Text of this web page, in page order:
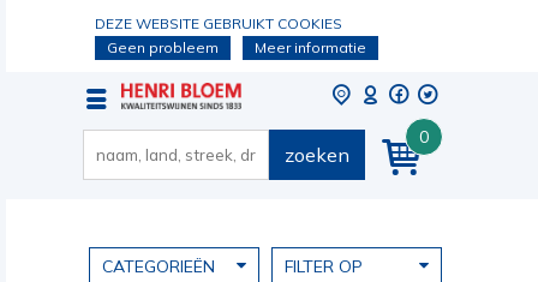
DEZE WEBSITE GEBRUIKT COOKIES
Geen probleem
Meer informatie
0
zoeken
CATEGORIEËN FILTER OP